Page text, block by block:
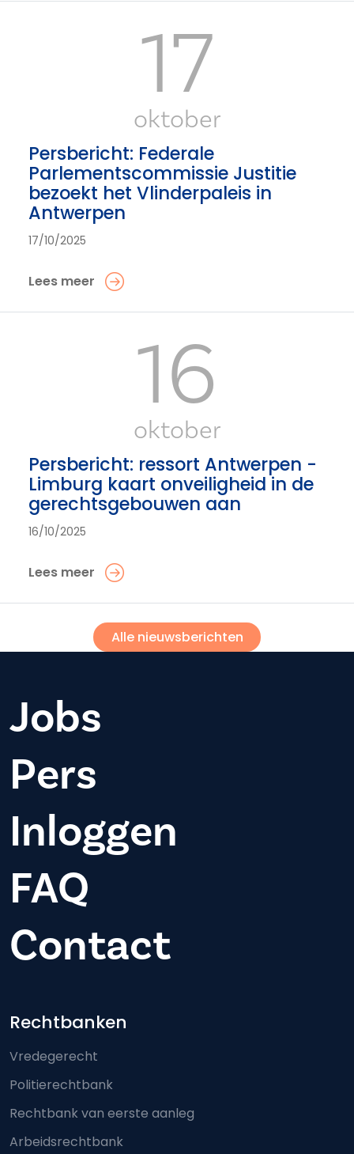
17
oktober
Persbericht: Federale
Parlementscommissie Justitie
bezoekt het Vlinderpaleis in
Antwerpen
17/10/2025
Lees meer
16
oktober
Persbericht: ressort Antwerpen -
Limburg kaart onveiligheid in de
gerechtsgebouwen aan
16/10/2025
Lees meer
Alle nieuwsberichten
Jobs
Pers
Inloggen
FAQ
Contact
Footer-menu
Rechtbanken
Vredegerecht
Politierechtbank
Rechtbank van eerste aanleg
Arbeidsrechtbank